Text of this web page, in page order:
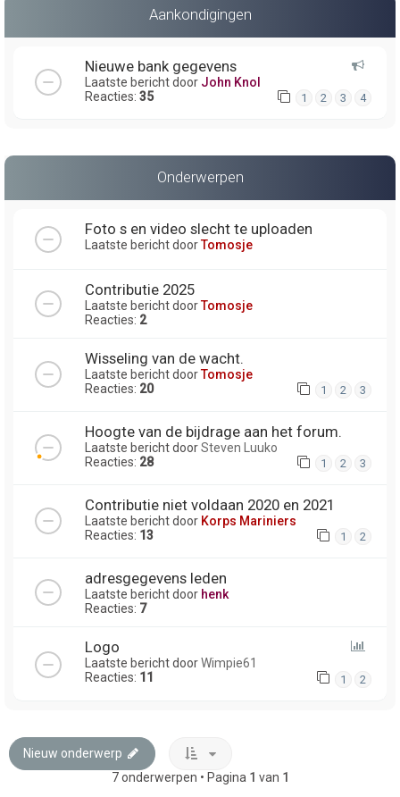
Aankondigingen
Nieuwe bank gegevens
Laatste bericht door John Knol
Reacties: 35 1 2 3 4
Onderwerpen
Foto s en video slecht te uploaden
Laatste bericht doorTomosje
Contributie 2025
Laatste bericht doorTomosje
Reacties: 2
Wisseling van de wacht.
Laatste bericht doorTomosje
Reacties: 20 1 2 3
Hoogte van de bijdrage aan het forum.
Laatste bericht doorSteven Luuko
Reacties: 28 1 2 3
Contributie niet voldaan 2020 en 2021
Laatste bericht door Korps Mariniers
Reacties: 13 1 2
adresgegevens leden
Laatste bericht door henk
Reacties: 7
Logo
Laatste bericht doorWimpie61
Reacties: 11 1 2
Nieuw onderwerp
7 onderwerpen • Pagina 1 van 1